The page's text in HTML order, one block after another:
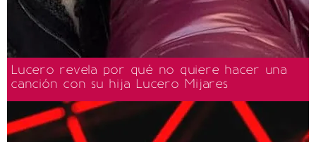
Lucero revela por qué no quiere hacer una
canción con su hija Lucero Mijares